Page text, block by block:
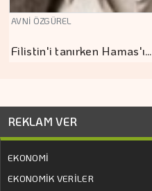
AVNİ ÖZGÜREL
Filistin'i tanırken Hamas'ı…
REKLAM VER
EKONOMİ
EKONOMİK VERİLER